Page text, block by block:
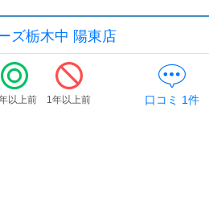
ズ栃木中 陽東店
以上前 1年以上前 口コミ 1件